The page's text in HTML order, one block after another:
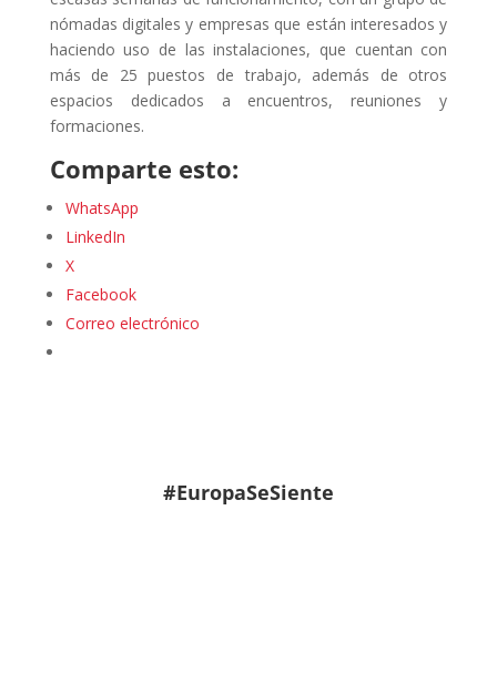
nómadas digitales y empresas que están interesados y
haciendo uso de las instalaciones, que cuentan con
más de 25 puestos de trabajo, además de otros
espacios dedicados a encuentros, reuniones y
formaciones.
Comparte esto:
WhatsApp
LinkedIn
X
Facebook
Correo electrónico
#EuropaSeSiente